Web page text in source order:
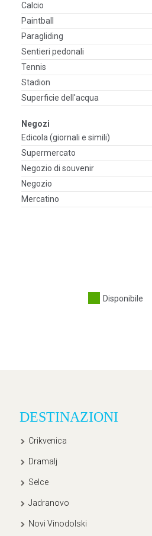
Calcio
Paintball
Paragliding
Sentieri pedonali
Tennis
Stadion
Superficie dell'acqua
Negozi
Edicola (giornali e simili)
Supermercato
Negozio di souvenir
Negozio
Mercatino
Disponibile
DESTINAZIONI
Crikvenica
Dramalj
Selce
Jadranovo
Novi Vinodolski